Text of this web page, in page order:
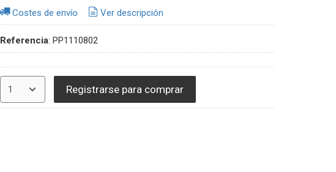
Costes de envío Ver descripción
Referencia: PP1110802
Registrarse para comprar